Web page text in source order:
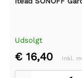
Udsolgt
€ 16,40 Inkl.